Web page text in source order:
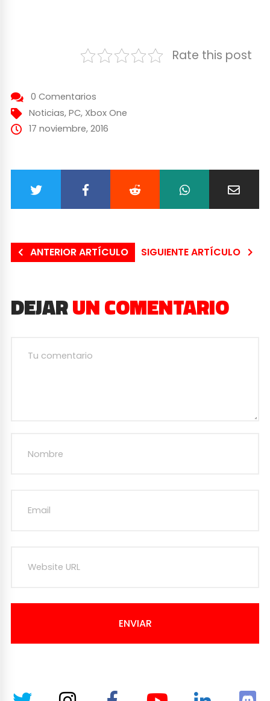
Rate this post
0 Comentarios
Noticias, PC, Xbox One
17 noviembre, 2016
ANTERIOR ARTÍCULO SIGUIENTE ARTÍCULO
DEJARUN COMENTARIO
ENVIAR